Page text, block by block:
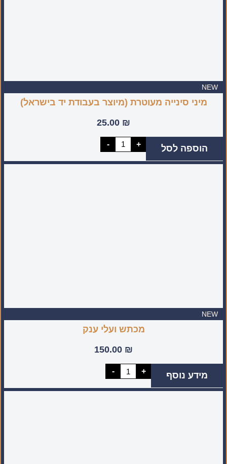
NEW
מיני סינייה מעוטרת (מיוצר בעבודת יד בישראל)
25.00 ₪
-
כמות
של
סינייה
+ הוספה לסל
NEW
מכתש ועלי ענק
150.00 ₪
-
כמות
של
ועלי
+ מידע נוסף